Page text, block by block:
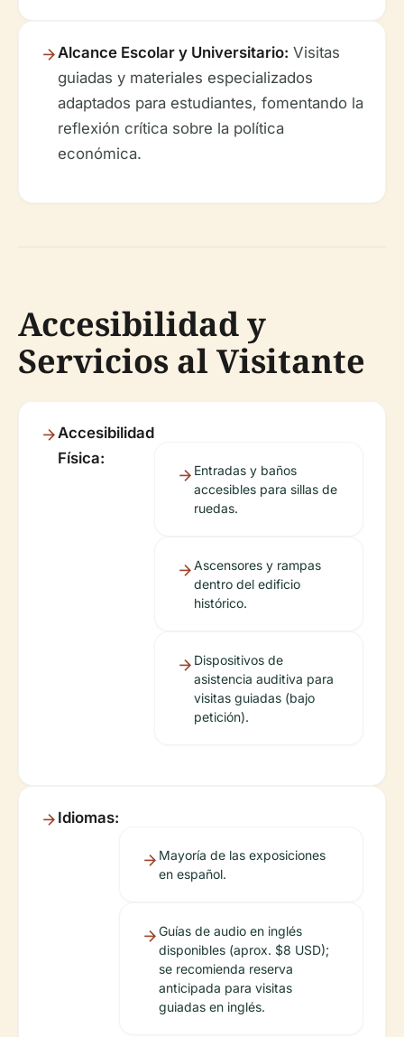
Alcance Escolar y Universitario: Visitas
guiadas y materiales especializados
adaptados para estudiantes, fomentando la
reflexión crítica sobre la política
económica.
Accesibilidad y
Servicios al Visitante
Accesibilidad
Física:
Entradas y baños
accesibles para sillas de
ruedas.
Ascensores y rampas
dentro del edificio
histórico.
Dispositivos de
asistencia auditiva para
visitas guiadas (bajo
petición).
Idiomas:
Mayoría de las exposiciones
en español.
Guías de audio en inglés
disponibles (aprox. $8 USD);
se recomienda reserva
anticipada para visitas
guiadas en inglés.